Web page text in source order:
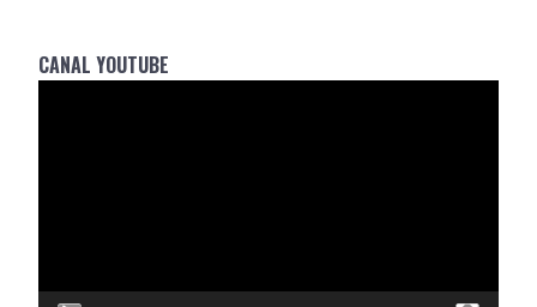
CANAL YOUTUBE